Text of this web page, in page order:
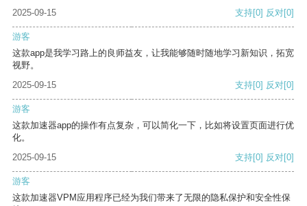
2025-09-15 支持[0] 反对[0]
游客
这款app是我学习路上的良师益友，让我能够随时随地学习新知识，拓宽
视野。
2025-09-15
支持[0] 反对[0]
游客
这款加速器app的操作有点复杂，可以简化一下，比如将设置页面进行优
化。
2025-09-15
支持[0] 反对[0]
游客
这款加速器VPM应用程序已经为我们带来了无限的隐私保护和安全性保